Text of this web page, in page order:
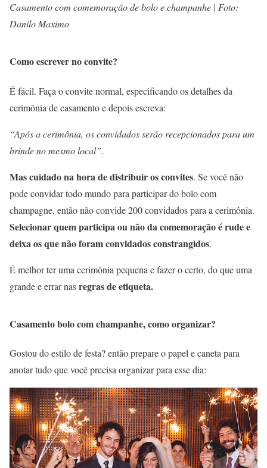
Casamento com comemoração de bolo e champanhe | Foto:
Danilo Maximo
Como escrever no convite?
É fácil. Faça o convite normal, especificando os detalhes da
cerimônia de casamento e depois escreva:
“Após a cerimônia, os convidados serão recepcionados para um
brinde no mesmo local”.
Mas cuidado na hora de distribuir os convites. Se você não
pode convidar todo mundo para participar do bolo com
champagne, então não convide 200 convidados para a cerimônia.
Selecionar quem participa ou não da comemoração é rude e
deixa os que não foram convidados constrangidos.
É melhor ter uma cerimônia pequena e fazer o certo, do que uma
grande e errar nasregras de etiqueta.
Casamento bolo com champanhe, como organizar?
Gostou do estilo de festa? então prepare o papel e caneta para
anotar tudo que você precisa organizar para esse dia: